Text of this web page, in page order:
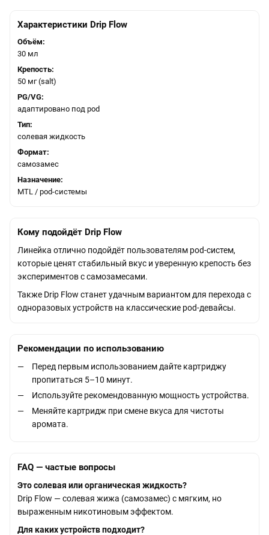
Характеристики Drip Flow
Объём:
30 мл
Крепость:
50 мг (salt)
PG/VG:
адаптировано под pod
Тип:
солевая жидкость
Формат:
самозамес
Назначение:
MTL / pod-системы
Кому подойдёт Drip Flow
Линейка отлично подойдёт пользователям pod-систем,
которые ценят стабильный вкус и уверенную крепость без
экспериментов с самозамесами.
Также Drip Flow станет удачным вариантом для перехода с
одноразовых устройств на классические pod-девайсы.
Рекомендации по использованию
Перед первым использованием дайте картриджу
пропитаться 5–10 минут.
Используйте рекомендованную мощность устройства.
Меняйте картридж при смене вкуса для чистоты
аромата.
FAQ — частые вопросы
Это солевая или органическая жидкость?
Drip Flow — солевая жижа (самозамес) с мягким, но
выраженным никотиновым эффектом.
Для каких устройств подходит?